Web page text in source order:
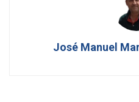
José Manuel